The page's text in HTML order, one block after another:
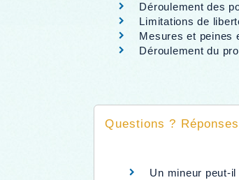
Déroulement des
Limitations de
Mesures et peines
Déroulement du
Questions ?
Un mineur peut-